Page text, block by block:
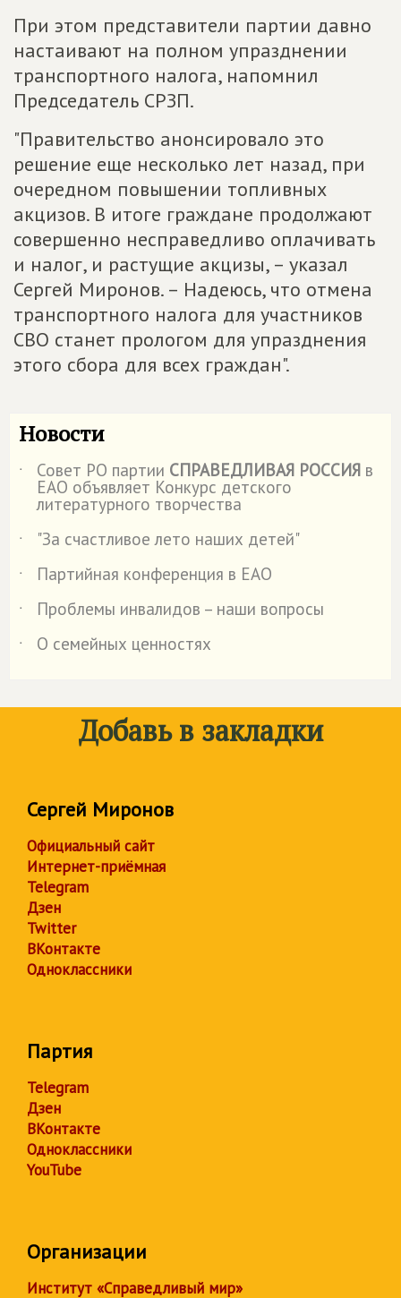
При этом представители партии давно
настаивают на полном упразднении
транспортного налога, напомнил
Председатель СРЗП.
"Правительство анонсировало это
решение еще несколько лет назад, при
очередном повышении топливных
акцизов. В итоге граждане продолжают
совершенно несправедливо оплачивать
и налог, и растущие акцизы, – указал
Сергей Миронов. – Надеюсь, что отмена
транспортного налога для участников
СВО станет прологом для упразднения
этого сбора для всех граждан".
Новости
˙ Совет РО партии СПРАВЕДЛИВАЯ РОССИЯ в
ЕАО объявляет Конкурс детского
литературного творчества
˙
"За счастливое лето наших детей"
˙
Партийная конференция в ЕАО
˙
Проблемы инвалидов – наши вопросы
˙
О семейных ценностях
Добавь в закладки
Сергей Миронов
Официальный сайт
Интернет-приёмная
Telegram
Дзен
Twitter
ВКонтакте
Одноклассники
Партия
Telegram
Дзен
ВКонтакте
Одноклассники
YouTube
Организации
Институт «Справедливый мир»